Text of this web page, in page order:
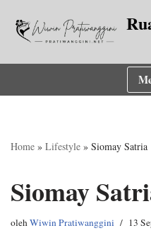
Lompat
Home » Lifestyle » Siomay Satria
Siomay
olehWiwin Pratiwanggini 13